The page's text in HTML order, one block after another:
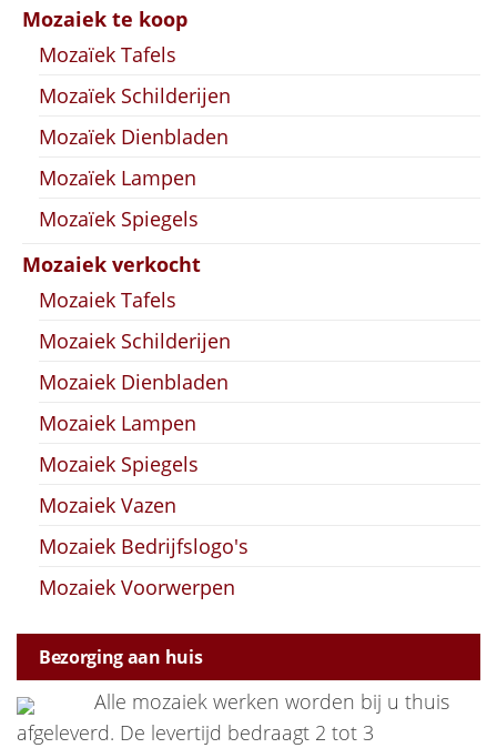
Mozaiek te koop
Mozaïek Tafels
Mozaïek Schilderijen
Mozaïek Dienbladen
Mozaïek Lampen
Mozaïek Spiegels
Mozaiek verkocht
Mozaiek Tafels
Mozaiek Schilderijen
Mozaiek Dienbladen
Mozaiek Lampen
Mozaiek Spiegels
Mozaiek Vazen
Mozaiek Bedrijfslogo's
Mozaiek Voorwerpen
Bezorging aan huis
Alle mozaiek werken worden bij u thuis
afgeleverd. De levertijd bedraagt 2 tot 3